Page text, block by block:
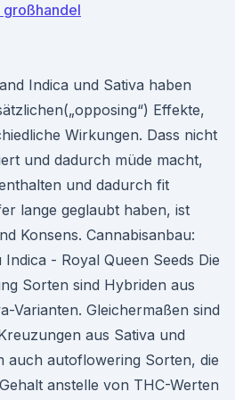
Indica und Sativa haben
Effekte,
Wirkungen. Dass nicht
und dadurch müde macht,
und dadurch fit
lange geglaubt haben, ist
Konsens. Cannabisanbau:
- Royal Queen Seeds Die
Sorten sind Hybriden aus
Varianten. Gleichermaßen sind
aus Sativa und
auch autoflowering Sorten, die
anstelle von THC-Werten